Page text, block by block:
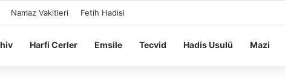
Namaz Vakitleri Fetih Hadisi
Harfi Cerler Emsile Tecvid Hadis Usulü Mazi